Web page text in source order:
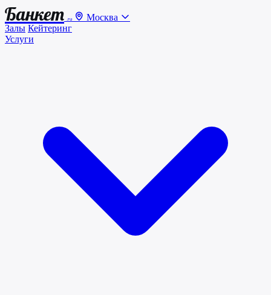
Банкет .ru
Москва
Залы Кейтеринг
Услуги